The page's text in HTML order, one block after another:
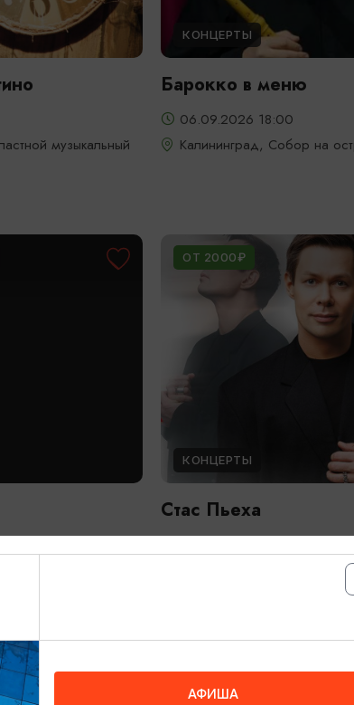
музыкальный
КОНЦЕРТЫ
Барокко в меню
06.09.2026 18:00
Калининград, Собор на
музыкальный
ОТ 2000₽
КОНЦЕРТЫ
Стас Пьеха
Светлогорск, Театр
АФИША